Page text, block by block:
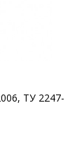
ТУ 2247-